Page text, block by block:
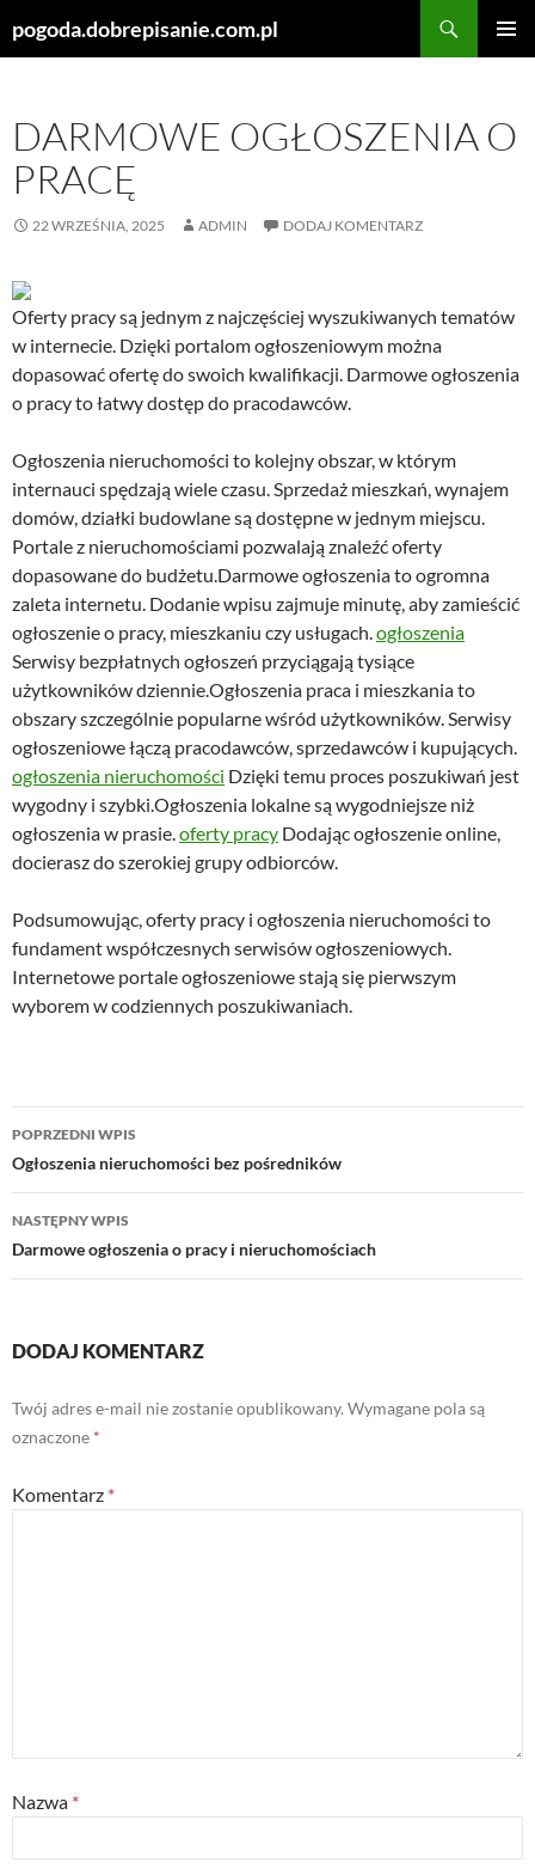
pogoda.dobrepisanie.com.pl
DARMOWE OGŁOSZENIA O
PRACĘ
22 WRZEŚNIA, 2025 ADMIN DODAJ KOMENTARZ
Oferty pracy są jednym z najczęściej wyszukiwanych tematów
w internecie. Dzięki portalom ogłoszeniowym można
dopasować ofertę do swoich kwalifikacji. Darmowe ogłoszenia
o pracy to łatwy dostęp do pracodawców.
Ogłoszenia nieruchomości to kolejny obszar, w którym
internauci spędzają wiele czasu. Sprzedaż mieszkań, wynajem
domów, działki budowlane są dostępne w jednym miejscu.
Portale z nieruchomościami pozwalają znaleźć oferty
dopasowane do budżetu.Darmowe ogłoszenia to ogromna
zaleta internetu. Dodanie wpisu zajmuje minutę, aby zamieścić
ogłoszenie o pracy, mieszkaniu czy usługach.ogłoszenia
Serwisy bezpłatnych ogłoszeń przyciągają tysiące
użytkowników dziennie.Ogłoszenia praca i mieszkania to
obszary szczególnie popularne wśród użytkowników. Serwisy
ogłoszeniowe łączą pracodawców, sprzedawców i kupujących.
ogłoszenia nieruchomości Dzięki temu proces poszukiwań jest
wygodny i szybki.Ogłoszenia lokalne są wygodniejsze niż
ogłoszenia w prasie.oferty pracy Dodając ogłoszenie online,
docierasz do szerokiej grupy odbiorców.
Podsumowując, oferty pracy i ogłoszenia nieruchomości to
fundament współczesnych serwisów ogłoszeniowych.
Internetowe portale ogłoszeniowe stają się pierwszym
wyborem w codziennych poszukiwaniach.
Nawigacja
wpisu
POPRZEDNI WPIS
Ogłoszenia nieruchomości bez pośredników
NASTĘPNY WPIS
Darmowe ogłoszenia o pracy i nieruchomościach
DODAJ KOMENTARZ
Twój adres e-mail nie zostanie opublikowany. Wymagane pola są
oznaczone *
Komentarz *
Nazwa *